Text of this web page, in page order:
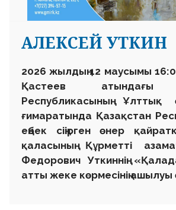
АЛЕКСЕЙ УТКИН
2026 жылдың 12 маусымы
Қастеев атындағы
Республикасының Ұлттық
ғимаратында Қазақстан
еңбек сіңірген өнер
қаласының Құрметті
Федорович Уткиннің
атты жеке көрмесінің ашылуы